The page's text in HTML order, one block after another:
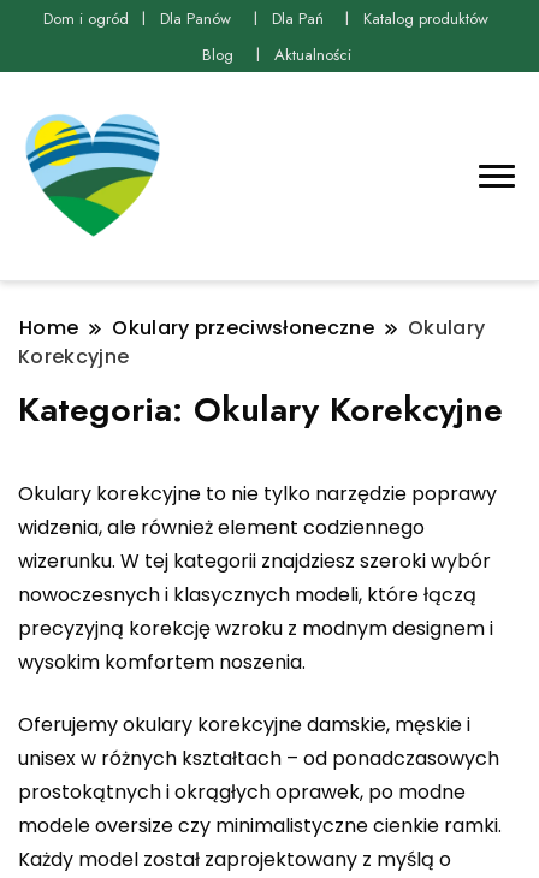
Dom i ogród Dla Panów Dla Pań
Katalog produktów
Blog
Aktualności
Home Okulary przeciwsłoneczne
Okulary
Korekcyjne
Kategoria: Okulary Korekcyjne
Okulary korekcyjne to nie tylko narzędzie poprawy
widzenia, ale również element codziennego
wizerunku. W tej kategorii znajdziesz szeroki wybór
nowoczesnych i klasycznych modeli, które łączą
precyzyjną korekcję wzroku z modnym designem i
wysokim komfortem noszenia.
Oferujemy okulary korekcyjne damskie, męskie i
unisex w różnych kształtach – od ponadczasowych
prostokątnych i okrągłych oprawek, po modne
modele oversize czy minimalistyczne cienkie ramki.
Każdy model został zaprojektowany z myślą o